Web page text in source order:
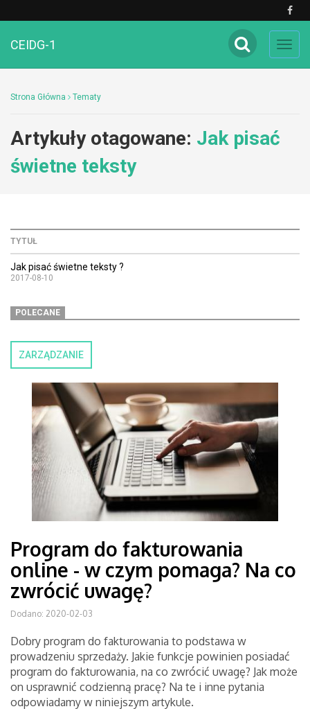
CEIDG-1
Strona Główna Tematy
Artykuły otagowane: Jak pisać
świetne teksty
TYTUŁ
Jak pisać świetne teksty ?
2017-08-10
POLECANE
ZARZĄDZANIE
Program do fakturowania
online - w czym pomaga? Na co
zwrócić uwagę?
Dodano: 2020-02-03
Dobry program do fakturowania to podstawa w
prowadzeniu sprzedaży. Jakie funkcje powinien posiadać
program do fakturowania, na co zwrócić uwagę? Jak może
on usprawnić codzienną pracę? Na te i inne pytania
odpowiadamy w niniejszym artykule.